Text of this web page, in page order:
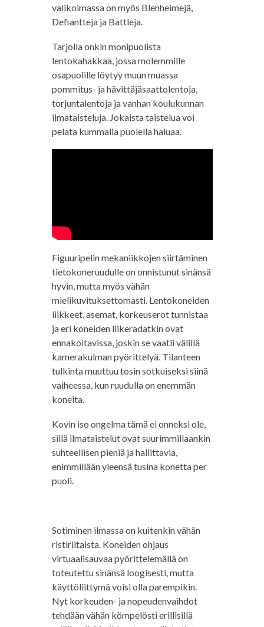
valikoimassa on myös Blenheimejä,
Defiantteja ja Battleja.
Tarjolla onkin monipuolista
lentokahakkaa, jossa molemmille
osapuolille löytyy muun muassa
pommitus- ja hävittäjäsaattolentoja,
torjuntalentoja ja vanhan koulukunnan
ilmataisteluja. Jokaista taistelua voi
pelata kummalla puolella haluaa.
Figuuripelin mekaniikkojen siirtäminen
tietokoneruudulle on onnistunut sinänsä
hyvin, mutta myös vähän
mielikuvituksettomasti. Lentokoneiden
liikkeet, asemat, korkeuserot tunnistaa
ja eri koneiden liikeradatkin ovat
ennakoitavissa, joskin se vaatii välillä
kamerakulman pyörittelyä. Tilanteen
tulkinta muuttuu tosin sotkuiseksi siinä
vaiheessa, kun ruudulla on enemmän
koneita.
Kovin iso ongelma tämä ei onneksi ole,
sillä ilmataistelut ovat suurimmillaankin
suhteellisen pieniä ja hallittavia,
enimmillään yleensä tusina konetta per
puoli.
Sotiminen ilmassa on kuitenkin vähän
ristiriitaista. Koneiden ohjaus
virtuaalisauvaa pyörittelemällä on
toteutettu sinänsä loogisesti, mutta
käyttöliittymä voisi olla parempikin.
Nyt korkeuden- ja nopeudenvaihdot
tehdään vähän kömpelösti erillisillä